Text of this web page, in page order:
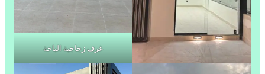
غرف زجاجية الباحة